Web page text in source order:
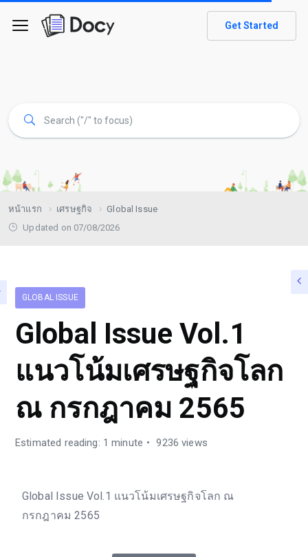
Get Started
หน้าแรก เศรษฐกิจ
Global Issue
Updated on 07/08/2026
GLOBAL ISSUE
Global Issue Vol.1
แนวโน้มเศรษฐกิจโลก
ณ กรกฎาคม 2565
Estimated reading: 1 minute 9236 views
Global Issue Vol.1 แนวโน้มเศรษฐกิจโลก ณ
กรกฎาคม 2565